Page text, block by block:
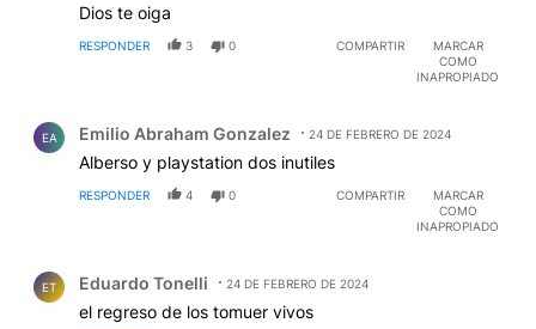
Dios te oiga
RESPONDER 3 0 COMPARTIR
MARCAR
COMO
INAPROPIADO
EA Emilio Abraham Gonzalez 24 DE FEBRERO DE 2024
Alberso y playstation dos inutiles
RESPONDER 4 0 COMPARTIR
MARCAR
COMO
INAPROPIADO
ET Eduardo Tonelli 24 DE FEBRERO DE 2024
el regreso de los tomuer vivos